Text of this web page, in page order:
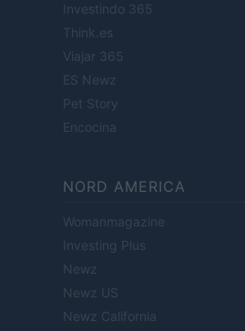
Investindo 365
Think.es
Viajar 365
ES Newz
Pet Story
Encocina
NORD AMERICA
Womanmagazine
Investing Plus
Newz
Newz US
Newz California